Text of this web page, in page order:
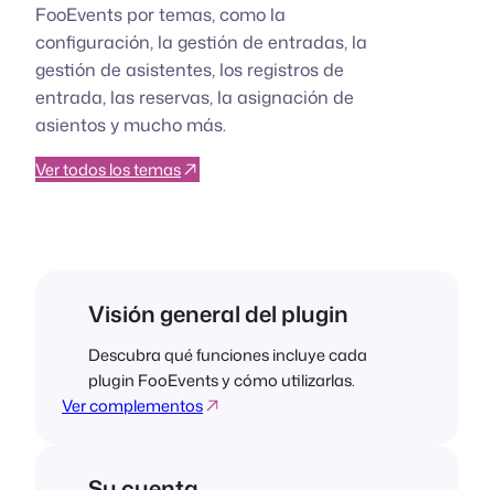
FooEvents por temas, como la
configuración, la gestión de entradas, la
gestión de asistentes, los registros de
entrada, las reservas, la asignación de
asientos y mucho más.
Ver todos los temas
Visión general del plugin
Descubra qué funciones incluye cada
plugin FooEvents y cómo utilizarlas.
Ver complementos